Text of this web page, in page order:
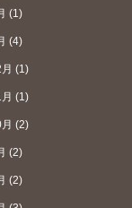
(1)
(4)
(1)
(1)
(2)
(2)
(2)